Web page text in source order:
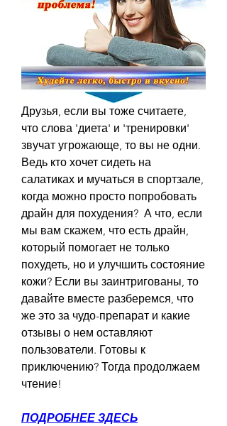
Друзья, если вы тоже считаете,
что слова 'диета' и 'тренировки'
звучат угрожающе, то вы не одни.
Ведь кто хочет сидеть на
салатиках и мучаться в спортзале,
когда можно просто попробовать
драйн для похудения?  А что, если
мы вам скажем, что есть драйн,
который помогает не только
похудеть, но и улучшить состояние
кожи? Если вы заинтригованы, то
давайте вместе разберемся, что
же это за чудо-препарат и какие
отзывы о нем оставляют
пользователи. Готовы к
приключению? Тогда продолжаем
чтение!
ПОДРОБНЕЕ ЗДЕСЬ